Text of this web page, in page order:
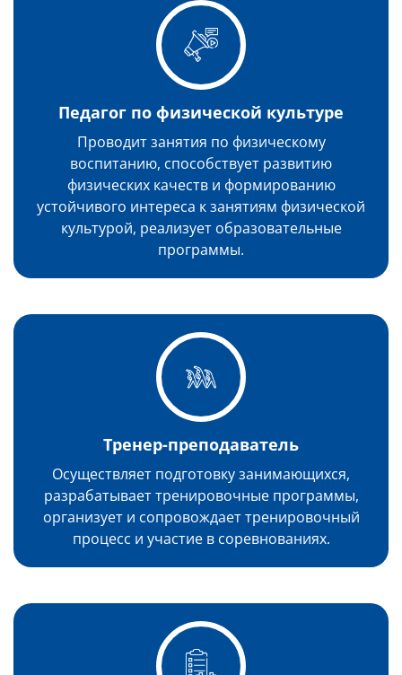
Педагог по физической культуре
Проводит занятия по физическому
воспитанию, способствует развитию
физических качеств и формированию
устойчивого интереса к занятиям физической
культурой, реализует образовательные
программы.
Тренер-преподаватель
Осуществляет подготовку занимающихся,
разрабатывает тренировочные программы,
организует и сопровождает тренировочный
процесс и участие в соревнованиях.